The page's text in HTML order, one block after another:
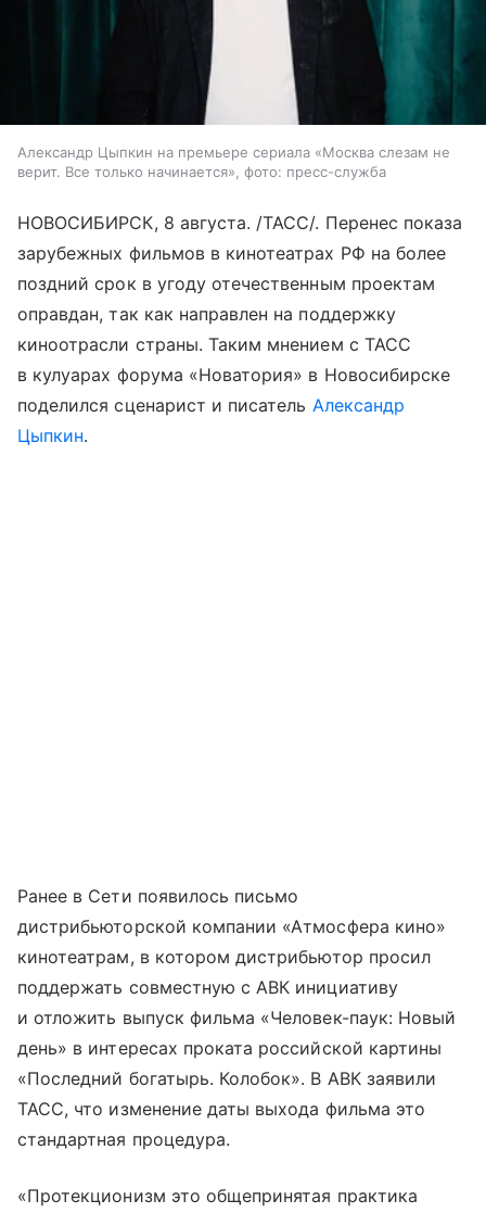
Александр Цыпкин на премьере сериала «Москва слезам не
верит. Все только начинается», фото: пресс-служба
НОВОСИБИРСК, 8 августа. /ТАСС/. Перенес показа
зарубежных фильмов в кинотеатрах РФ на более
поздний срок в угоду отечественным проектам
оправдан, так как направлен на поддержку
киноотрасли страны. Таким мнением с ТАСС
в кулуарах форума «Новатория» в Новосибирске
поделился сценарист и писатель Александр
Цыпкин.
Ранее в Сети появилось письмо
дистрибьюторской компании «Атмосфера кино»
кинотеатрам, в котором дистрибьютор просил
поддержать совместную с АВК инициативу
и отложить выпуск фильма «Человек-паук: Новый
день» в интересах проката российской картины
«Последний богатырь. Колобок». В АВК заявили
ТАСС, что изменение даты выхода фильма это
стандартная процедура.
«Протекционизм это общепринятая практика